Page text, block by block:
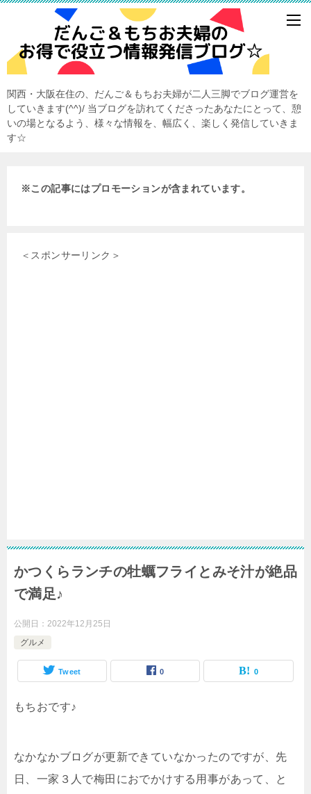
関西・大阪在住の、だんご＆もちお夫婦が二人三脚でブログ運営を
していきます(^^)/ 当ブログを訪れてくださったあなたにとって、憩
いの場となるよう、様々な情報を、幅広く、楽しく発信していきま
す☆
※この記事にはプロモーションが含まれています。
＜スポンサーリンク＞
かつくらランチの牡蠣フライとみそ汁が絶品
で満足♪
公開日： 2022年12月25日
グルメ
Tweet 0 0
もちおです♪
なかなかブログが更新できていなかったのですが、先
日、一家３人で梅田におでかけする用事があって、と